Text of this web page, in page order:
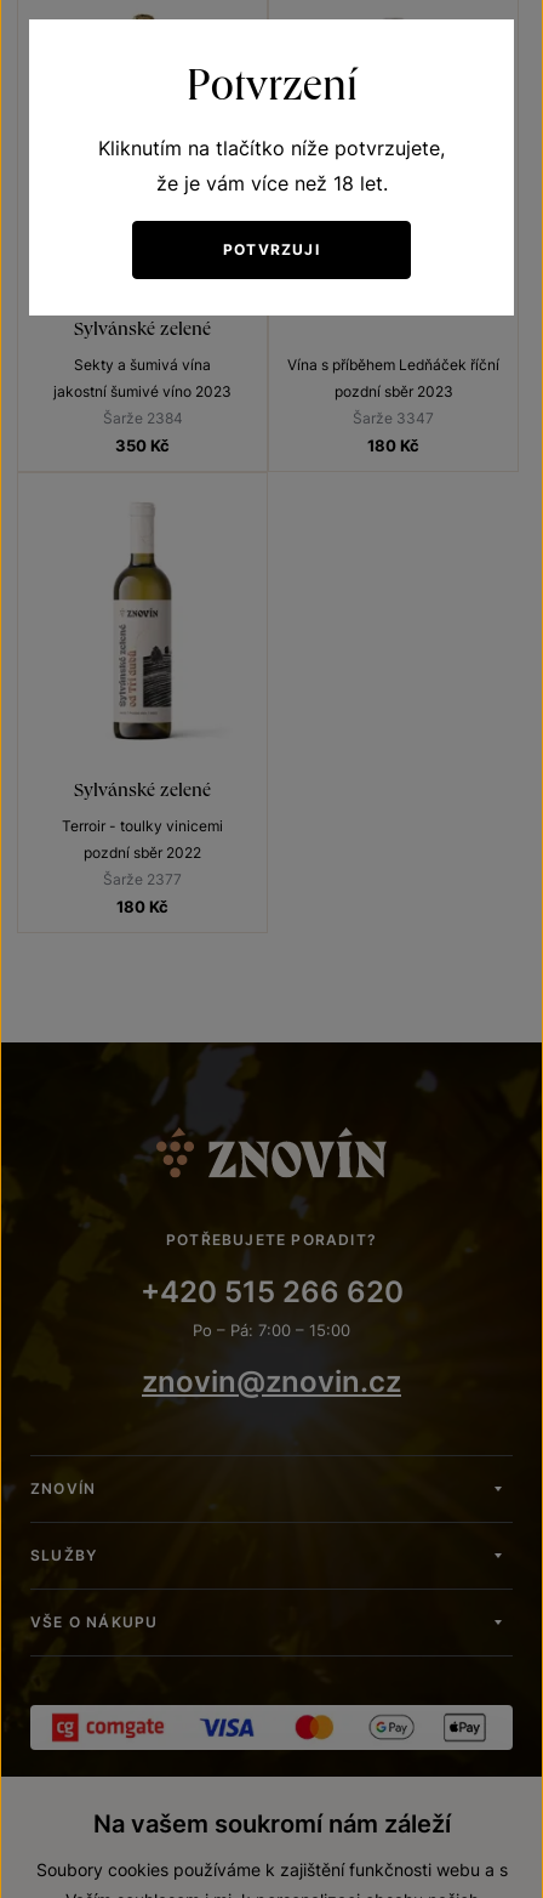
Sylvánské zelené
Sekty a šumivá vína
jakostní šumivé víno 2023
Šarže 2384
350 Kč
Vína s příběhem Ledňáček říční
pozdní sběr 2023
Šarže 3347
180 Kč
Sylvánské zelené
Terroir - toulky vinicemi
pozdní sběr 2022
Šarže 2377
180 Kč
POTŘEBUJETE PORADIT?
+420 515 266 620
Po – Pá: 7:00 – 15:00
znovin@znovin.cz
ZNOVÍN
SLUŽBY
VŠE O NÁKUPU
Potvrzení
Kliknutím na tlačítko níže potvrzujete,
že je vám více než 18 let.
POTVRZUJI
Na vašem soukromí nám záleží
Soubory cookies používáme k zajištění funkčnosti webu a s